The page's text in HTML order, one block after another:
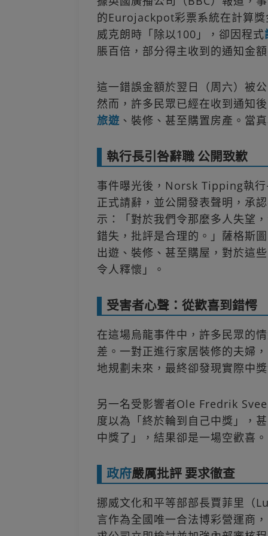
的Eurojackpot彩票系統在計算
威克朗時「除以100」，卻因程式
脹百倍，部分得主收到的通知金
這一錯誤金額於翌日（周六）被
然而，許多民眾已經在收到通知
旅遊 、裝修、甚至購置房產。當
執行長引咎辭職 公開致歉
事件曝光後，Norsk Tipping執
正式請辭，並公開發表聲明，承
示：「對於我們令那麼多人失望
錯失，批評是合理的。」薩格斯
出遊、裝修、甚至購屋，對於這
令人釋懷」。
受害者心聲：從歡喜到錯愕
在這場烏龍事件中，許多民眾的
差。一對正進行家居裝修的夫婦
地規劃未來，最終卻發現實際中
另一名受影響者Ole Fredrik
度以為「終於輪到自己中獎」，
中獎了」，結果卻是一場空歡喜。
政府嚴厲批評 要求徹查
挪威文化和平等部部長賈菲里（
言作為全國唯一合法博彩營運商